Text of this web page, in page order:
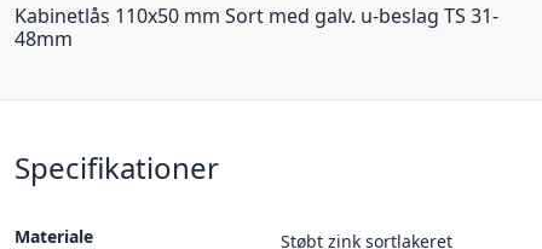
Kabinetlås 110x50 mm Sort med galv. u-beslag TS 31-
48mm
Specifikationer
Materiale Støbt zink sortlakeret